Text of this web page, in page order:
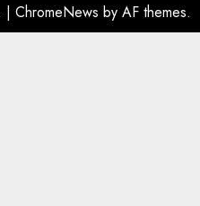
| ChromeNews by AF themes.